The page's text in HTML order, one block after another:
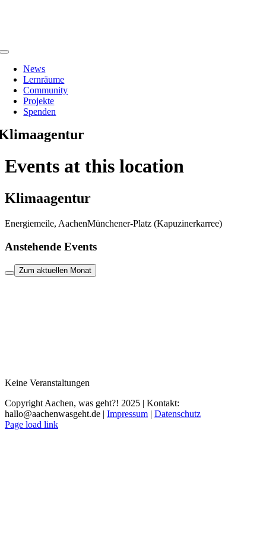
Toggle
Navigation
News
Lernräume
Community
Projekte
Spenden
Events at this location
Klimaagentur
Energiemeile, AachenMünchener-Platz (Kapuzinerkarree)
Anstehende Events
Zum aktuellen Monat
Keine Veranstaltungen
Copyright Aachen, was geht?! 2025 | Kontakt:
hallo@aachenwasgeht.de | Impressum | Datenschutz
Instagram
LinkedIn
Tiktok
YouTube
Page load link